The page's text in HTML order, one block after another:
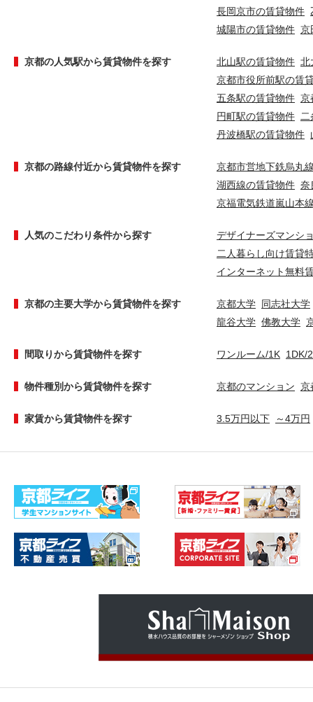
長岡京市の賃貸物件
城陽市の賃貸物件 京
京都の人気駅から賃貸物件を探す 北山駅の賃貸物件 北
京都市役所前駅の賃
五条駅の賃貸物件 京
円町駅の賃貸物件
丹波橋駅の賃貸物件
京都の路線付近から賃貸物件を探す
京都市営地下鉄烏丸
湖西線の賃貸物件 奈
京福電気鉄道嵐山本
人気のこだわり条件から探す
デザイナーズマンシ
二人暮らし向け賃貸
インターネット無料
京都の主要大学から賃貸物件を探す 京都大学 同志社大学
龍谷大学 佛教大学
間取りから賃貸物件を探す ワンルーム/1K 1DK/
物件種別から賃貸物件を探す 京都のマンション 京
家賃から賃貸物件を探す 3.5万円以下 ～4万円